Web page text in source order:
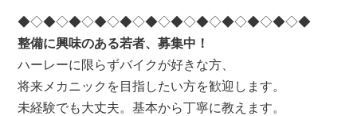
◆◇◆◇◆◇◆◇◆◇◆◇◆◇◆◇◆◇◆◇◆◇◆
整備に興味のある若者、募集中！
ハーレーに限らずバイクが好きな方、
将来メカニックを目指したい方を歓迎します。
未経験でも大丈夫。基本から丁寧に教えます。